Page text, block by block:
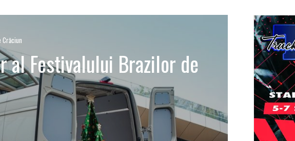
al Festivalului Brazilor de